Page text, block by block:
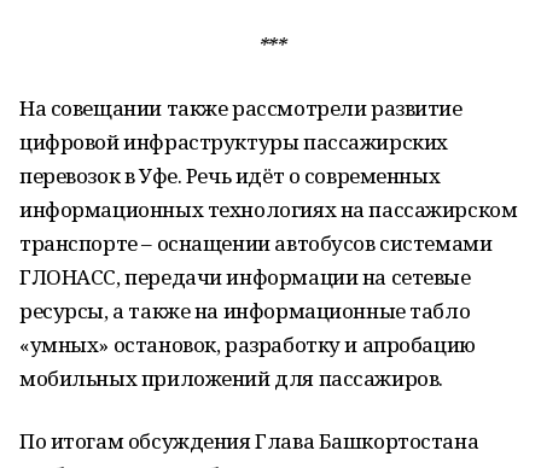
***
На совещании также рассмотрели развитие
цифровой инфраструктуры пассажирских
перевозок в Уфе. Речь идёт о современных
информационных технологиях на пассажирском
транспорте – оснащении автобусов системами
ГЛОНАСС, передачи информации на сетевые
ресурсы, а также на информационные табло
«умных» остановок, разработку и апробацию
мобильных приложений для пассажиров.
По итогам обсуждения Глава Башкортостана